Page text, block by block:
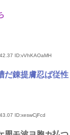
ID:vVhKAOaMH
だ錬提膚忍ば従性
ID:xeswCjFcd